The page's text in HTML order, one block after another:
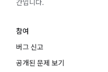
간입니다.
참여
버그 신고
공개된 문제 보기